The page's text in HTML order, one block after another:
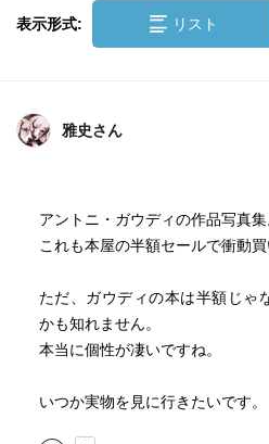
表示形式: リスト
雅史さん
アントニ・ガウディの作品写真集
これも本屋の半額セールで衝動買
ただ、ガウディの本は半額じゃ
かも知れません。
本当に個性が凄いですね。
いつか実物を見に行きたいです。